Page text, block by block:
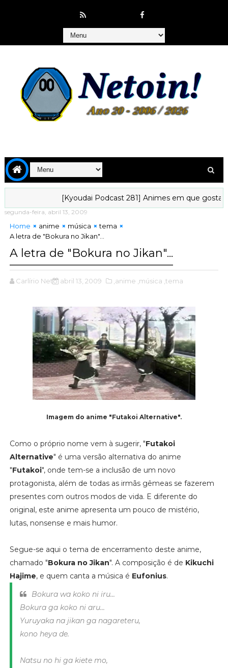
[Kyoudai Podcast 281] Animes em que
segunda-feira, abril 13, 2009
Home anime música
tema
A letra de "Bokura no Jikan"...
A letra de "Bokura no Jikan"...
Carlírio Neto abril 13, 2009 ,anime ,música ,tema
Imagem do anime "Futakoi Alternative".
Como o próprio nome vem à sugerir, "Futakoi
Alternative" é uma versão alternativa do anime
"Futakoi", onde tem-se a inclusão de um novo
protagonista, além de todas as irmãs gêmeas se fazerem
presentes com outros modos de vida. E diferente do
original, este anime apresenta um pouco de mistério,
lutas, nonsense e mais humor.
Segue-se aqui o tema de encerramento deste anime,
chamado "Bokura no Jikan". A composição é de Kikuchi
Hajime, e quem canta a música é Eufonius.
Bokura wa koko ni iru...
Bokura ga koko ni aru...
Yuruyaka na jikan ga nagareteru,
kono heya de.
Natsu no hi ga kiete mo,